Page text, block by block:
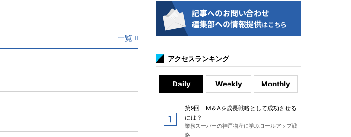
一覧
アクセスランキング
Daily Weekly Monthly
第9回 M＆Aを成長戦略として成功させる
には？
業務スーパーの神戸物産に学ぶロールアップ戦
略